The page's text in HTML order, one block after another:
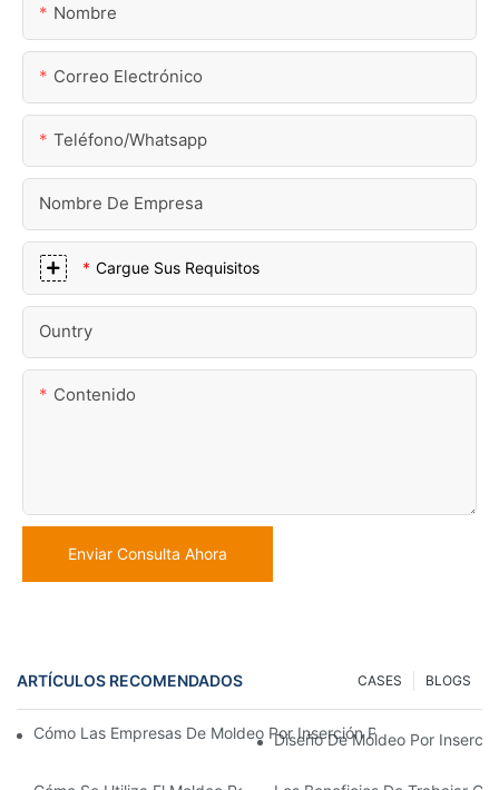
Nombre
Correo Electrónico
Teléfono/whatsapp
Nombre De Empresa
Cargue Sus Requisitos
Ountry
Contenido
Enviar Consulta Ahora
ARTÍCULOS RECOMENDADOS BLOGS
CASES
Cómo Las Empresas De Moldeo Por Inserción Pueden
Diseño De Moldeo Por